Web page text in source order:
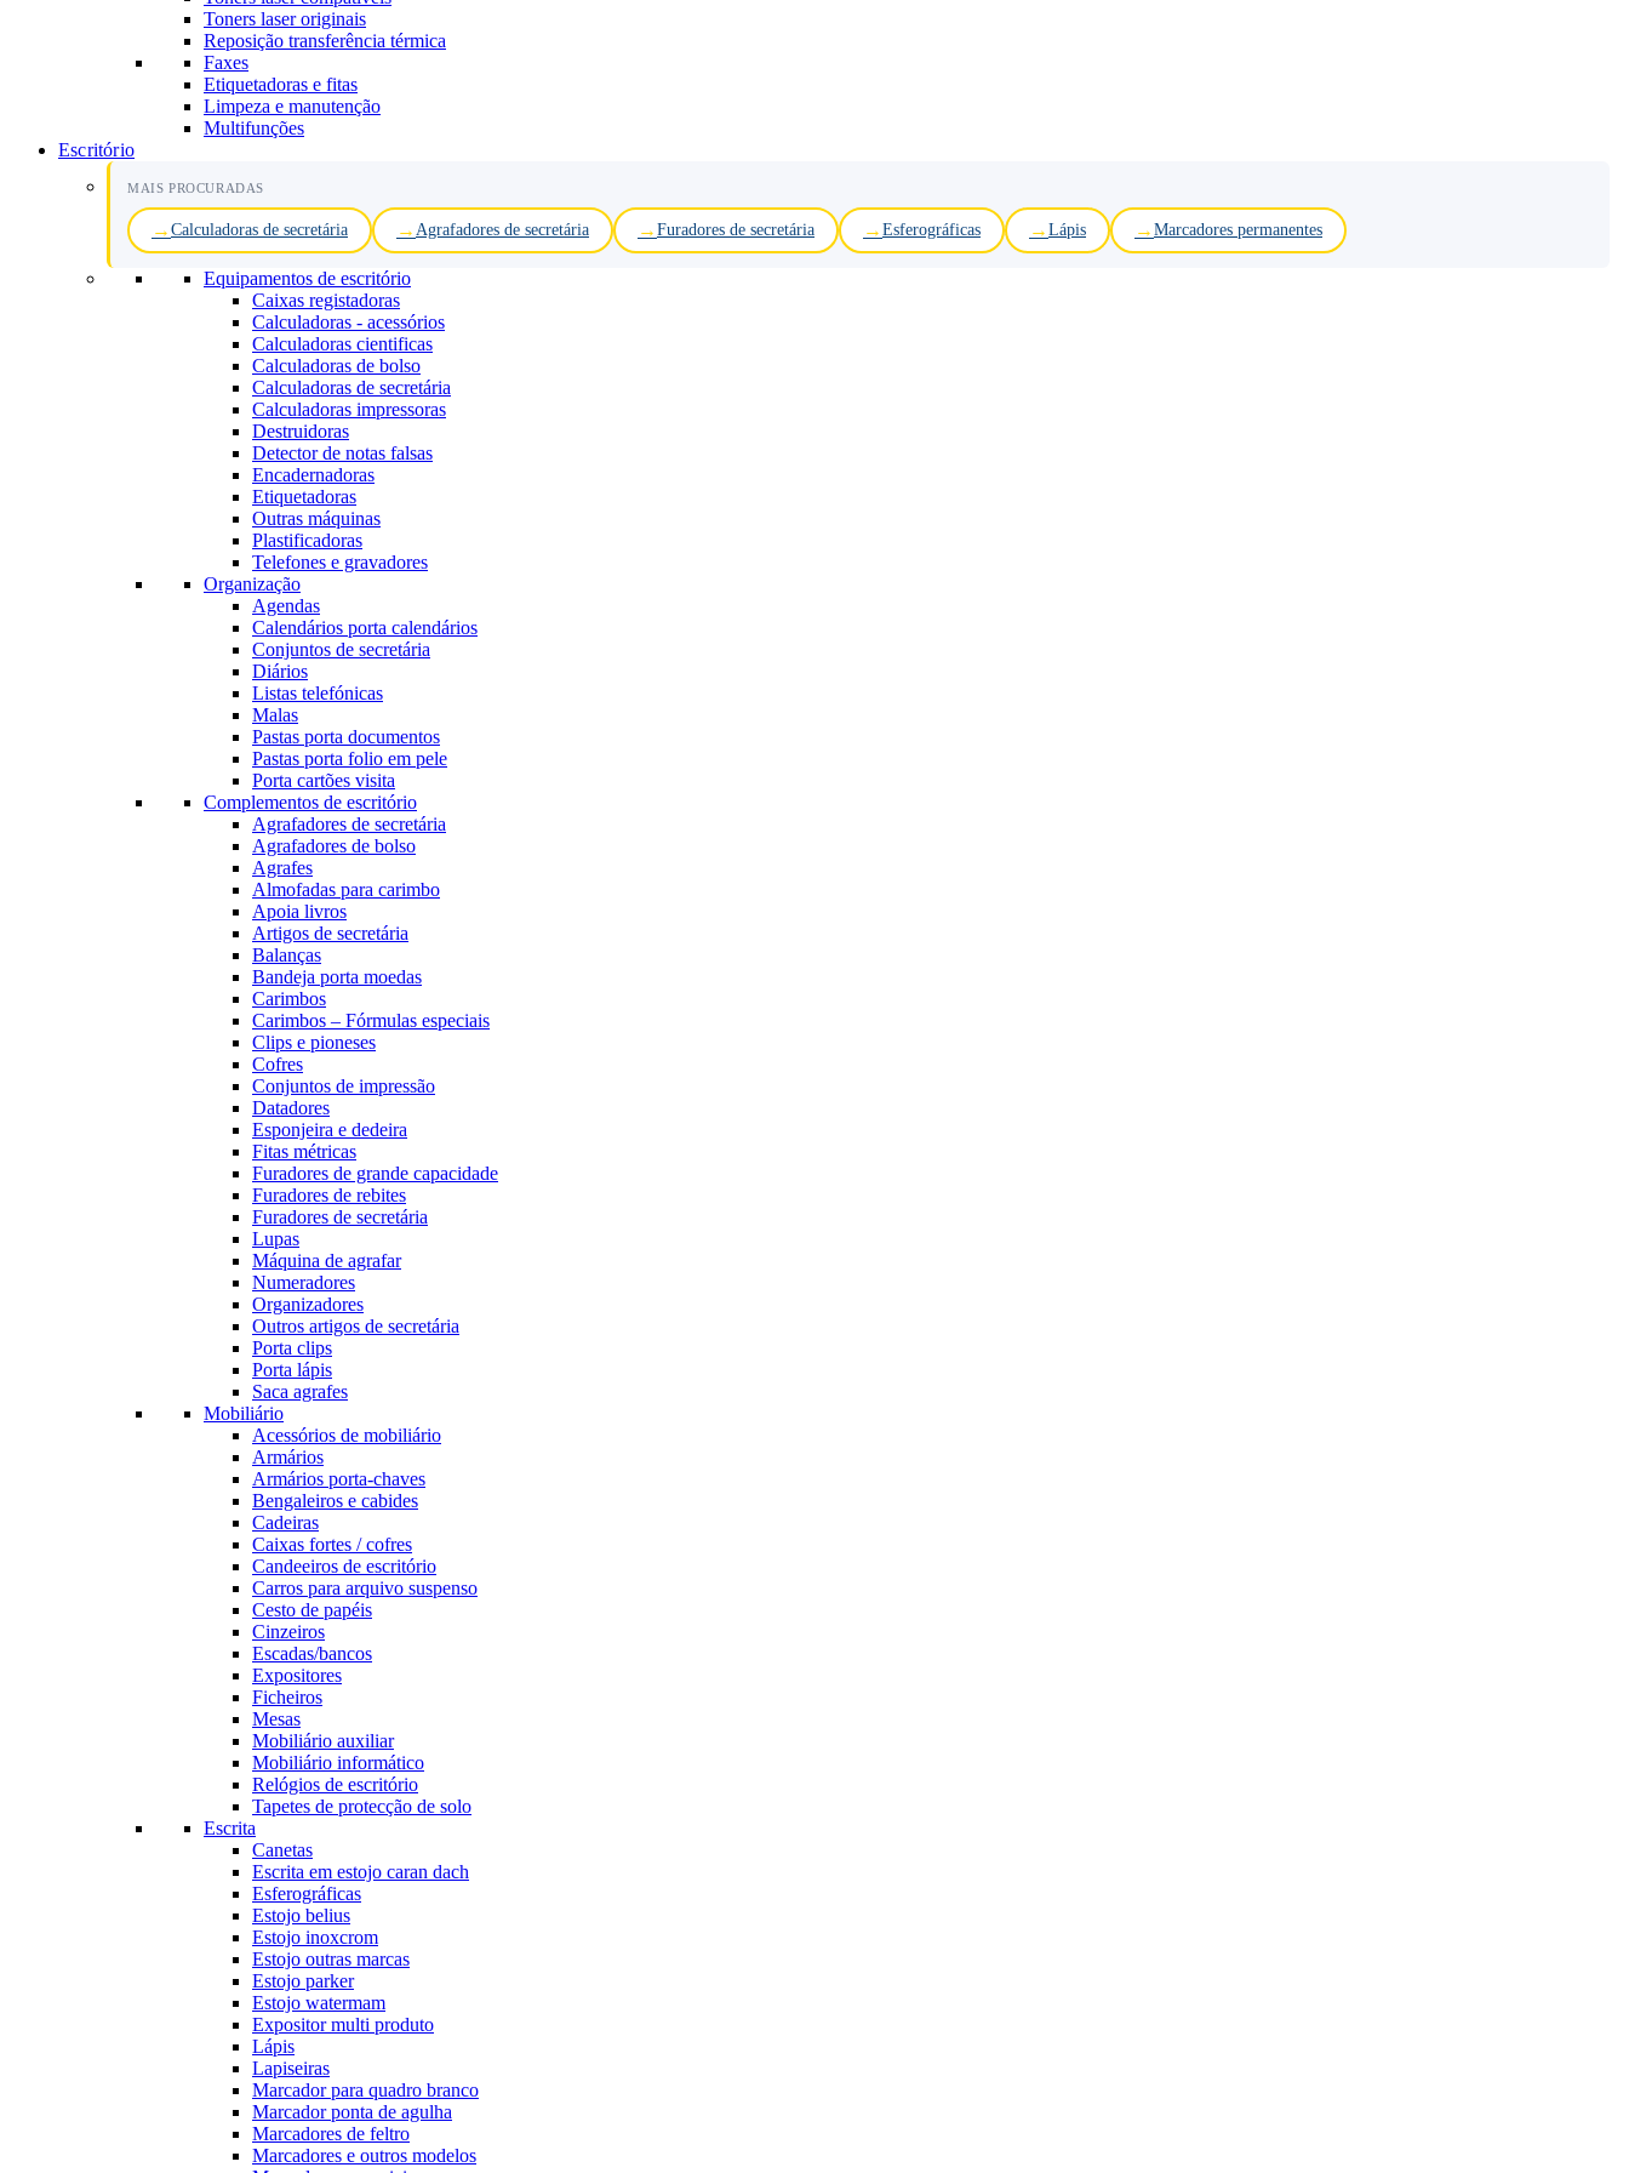
Toners laser originais
Reposição transferência térmica
Faxes
Etiquetadoras e fitas
Limpeza e manutenção
Multifunções
Escritório
MAIS PROCURADAS
Calculadoras de secretária Agrafadores de secretária Furadores de secretária Esferográficas Lápis Marcadores permanentes
Equipamentos de escritório
Caixas registadoras
Calculadoras - acessórios
Calculadoras cientificas
Calculadoras de bolso
Calculadoras de secretária
Calculadoras impressoras
Destruidoras
Detector de notas falsas
Encadernadoras
Etiquetadoras
Outras máquinas
Plastificadoras
Telefones e gravadores
Organização
Agendas
Calendários porta calendários
Conjuntos de secretária
Diários
Listas telefónicas
Malas
Pastas porta documentos
Pastas porta folio em pele
Porta cartões visita
Complementos de escritório
Agrafadores de secretária
Agrafadores de bolso
Agrafes
Almofadas para carimbo
Apoia livros
Artigos de secretária
Balanças
Bandeja porta moedas
Carimbos
Carimbos – Fórmulas especiais
Clips e pioneses
Cofres
Conjuntos de impressão
Datadores
Esponjeira e dedeira
Fitas métricas
Furadores de grande capacidade
Furadores de rebites
Furadores de secretária
Lupas
Máquina de agrafar
Numeradores
Organizadores
Outros artigos de secretária
Porta clips
Porta lápis
Saca agrafes
Mobiliário
Acessórios de mobiliário
Armários
Armários porta-chaves
Bengaleiros e cabides
Cadeiras
Caixas fortes / cofres
Candeeiros de escritório
Carros para arquivo suspenso
Cesto de papéis
Cinzeiros
Escadas/bancos
Expositores
Ficheiros
Mesas
Mobiliário auxiliar
Mobiliário informático
Relógios de escritório
Tapetes de protecção de solo
Escrita
Canetas
Escrita em estojo caran dach
Esferográficas
Estojo belius
Estojo inoxcrom
Estojo outras marcas
Estojo parker
Estojo watermam
Expositor multi produto
Lápis
Lapiseiras
Marcador para quadro branco
Marcador ponta de agulha
Marcadores de feltro
Marcadores e outros modelos